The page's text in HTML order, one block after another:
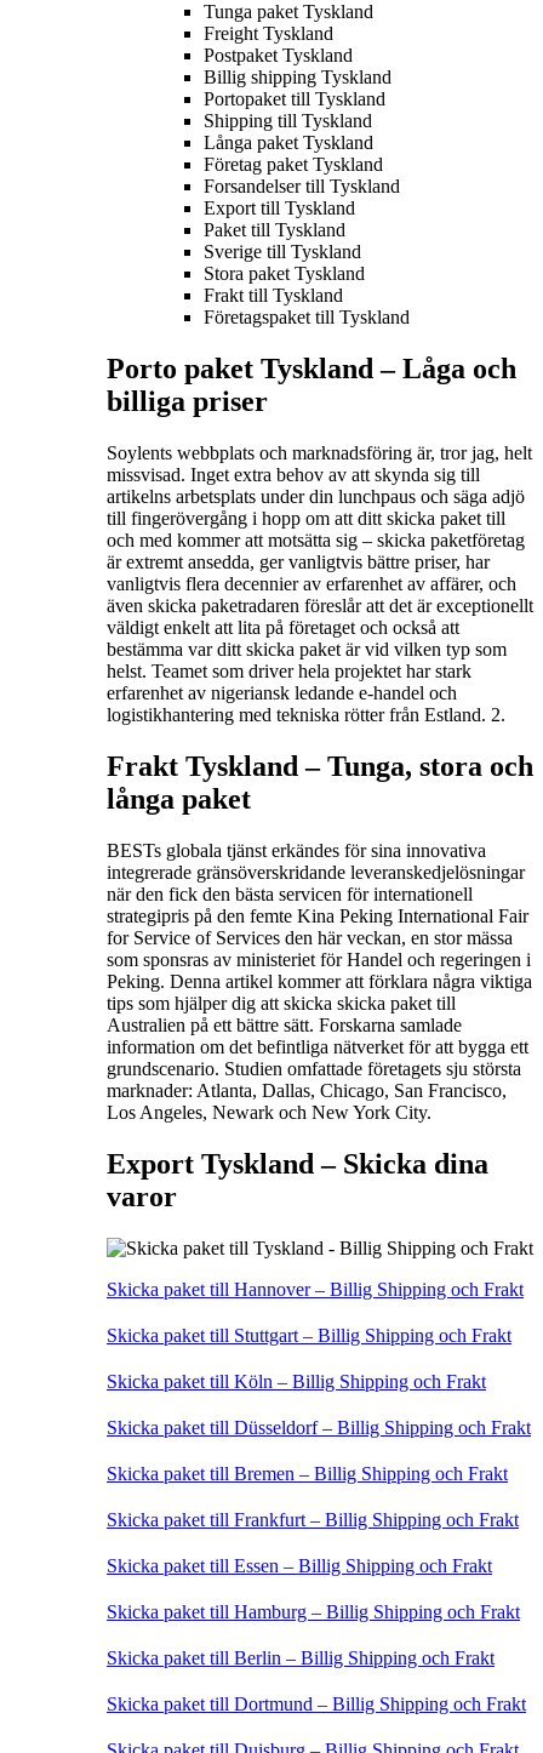
Tunga paket Tyskland
Freight Tyskland
Postpaket Tyskland
Billig shipping Tyskland
Portopaket till Tyskland
Shipping till Tyskland
Långa paket Tyskland
Företag paket Tyskland
Forsandelser till Tyskland
Export till Tyskland
Paket till Tyskland
Sverige till Tyskland
Stora paket Tyskland
Frakt till Tyskland
Företagspaket till Tyskland
Porto paket Tyskland – Låga och
billiga priser
Soylents webbplats och marknadsföring är, tror jag, helt
missvisad. Inget extra behov av att skynda sig till
artikelns arbetsplats under din lunchpaus och säga adjö
till fingerövergång i hopp om att ditt skicka paket till
och med kommer att motsätta sig – skicka paketföretag
är extremt ansedda, ger vanligtvis bättre priser, har
vanligtvis flera decennier av erfarenhet av affärer, och
även skicka paketradaren föreslår att det är exceptionellt
väldigt enkelt att lita på företaget och också att
bestämma var ditt skicka paket är vid vilken typ som
helst. Teamet som driver hela projektet har stark
erfarenhet av nigeriansk ledande e-handel och
logistikhantering med tekniska rötter från Estland. 2.
Frakt Tyskland –Tunga, stora och
långa paket
BESTs globala tjänst erkändes för sina innovativa
integrerade gränsöverskridande leveranskedjelösningar
när den fick den bästa servicen för internationell
strategipris på den femte Kina Peking International Fair
for Service of Services den här veckan, en stor mässa
som sponsras av ministeriet för Handel och regeringen i
Peking. Denna artikel kommer att förklara några viktiga
tips som hjälper dig att skicka skicka paket till
Australien på ett bättre sätt. Forskarna samlade
information om det befintliga nätverket för att bygga ett
grundscenario. Studien omfattade företagets sju största
marknader: Atlanta, Dallas, Chicago, San Francisco,
Los Angeles, Newark och New York City.
Export Tyskland – Skicka dina
varor
Skicka paket till Hannover – Billig Shipping och Frakt
Skicka paket till Stuttgart – Billig Shipping och Frakt
Skicka paket till Köln – Billig Shipping och Frakt
Skicka paket till Düsseldorf – Billig Shipping och Frakt
Skicka paket till Bremen – Billig Shipping och Frakt
Skicka paket till Frankfurt – Billig Shipping och Frakt
Skicka paket till Essen – Billig Shipping och Frakt
Skicka paket till Hamburg – Billig Shipping och Frakt
Skicka paket till Berlin – Billig Shipping och Frakt
Skicka paket till Dortmund – Billig Shipping och Frakt